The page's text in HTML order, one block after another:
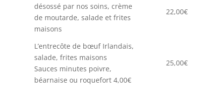
désossé par nos soins, crème
de moutarde, salade et frites
maisons
22,00€
L’entrecôte de bœuf Irlandais,
salade, frites maisons
Sauces minutes poivre,
béarnaise ou roquefort 4,00€
25,00€